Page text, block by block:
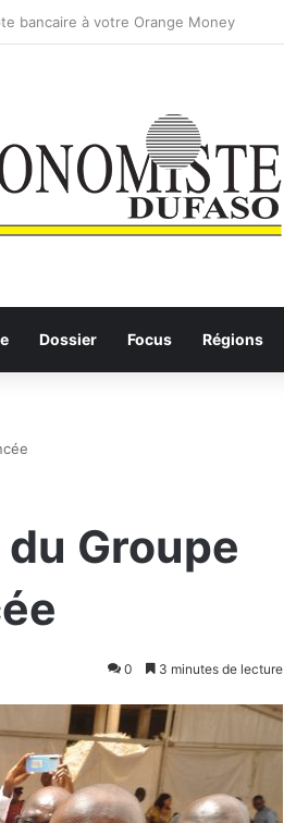
la compétition
Dossier Focus Régions
Groupe
0 3 minutes de lecture